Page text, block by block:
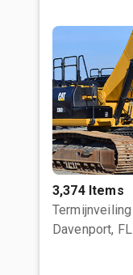
3,374 Items
Termijnveiling
Davenport, FL